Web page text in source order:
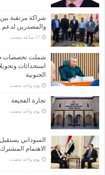
شراكة مرتقبة
والمصدرين لدعم
‏17 ساعة مضت
شملت تخصصات
استحداثات
الجنوبية
‏يوم واحد مضت
تجارة الفجيعة
‏يوم واحد مضت
السوداني
الاهتمام المشترك
‏يوم واحد مضت